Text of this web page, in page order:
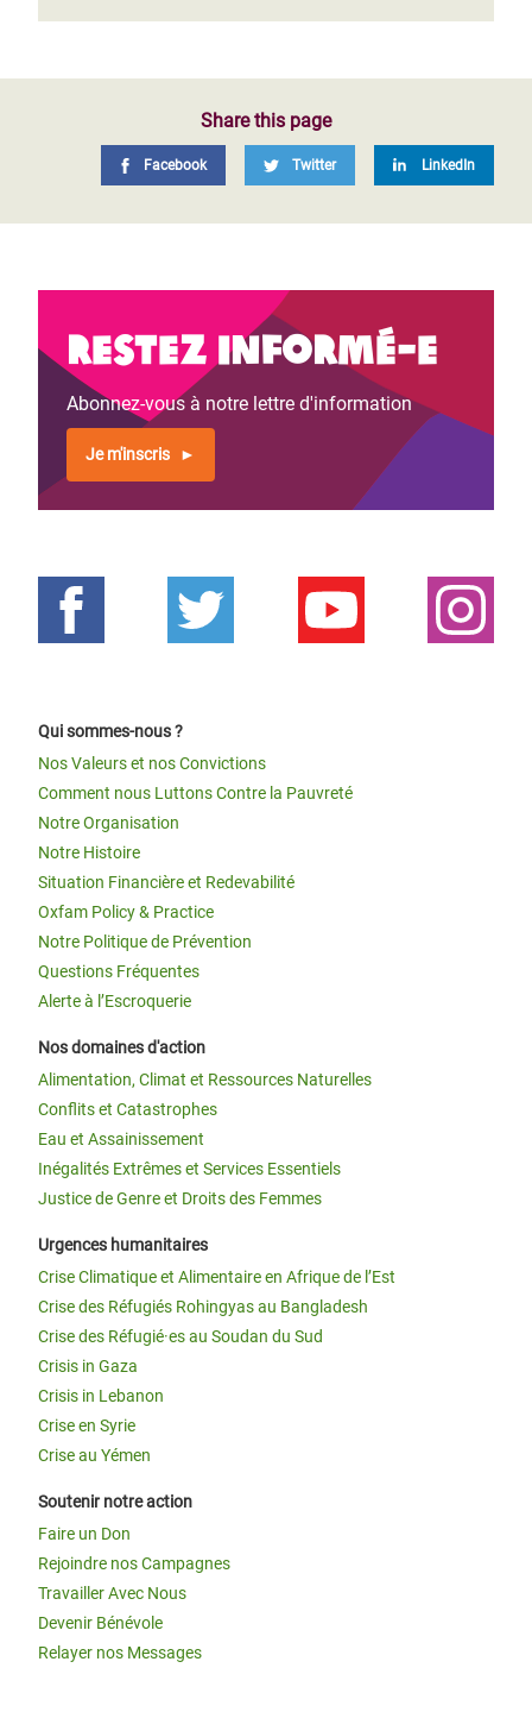
Share this page
Facebook Twitter LinkedIn
Restez informé-e
Abonnez-vous à notre lettre d'information
Je m'inscris
Qui sommes-nous ?
Nos Valeurs et nos Convictions
Comment nous Luttons Contre la Pauvreté
Notre Organisation
Notre Histoire
Situation Financière et Redevabilité
Oxfam Policy & Practice
Notre Politique de Prévention
Questions Fréquentes
Alerte à l’Escroquerie
Nos domaines d'action
Alimentation, Climat et Ressources Naturelles
Conflits et Catastrophes
Eau et Assainissement
Inégalités Extrêmes et Services Essentiels
Justice de Genre et Droits des Femmes
Urgences humanitaires
Crise Climatique et Alimentaire en Afrique de l’Est
Crise des Réfugiés Rohingyas au Bangladesh
Crise des Réfugié·es au Soudan du Sud
Crisis in Gaza
Crisis in Lebanon
Crise en Syrie
Crise au Yémen
Soutenir notre action
Faire un Don
Rejoindre nos Campagnes
Travailler Avec Nous
Devenir Bénévole
Relayer nos Messages